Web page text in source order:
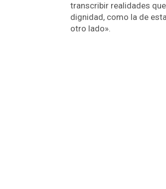
transcribir realidades
dignidad, como la de
otro lado».